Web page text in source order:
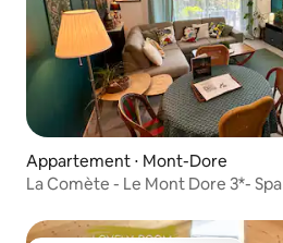
Appartement ⋅ Mont-Dore
La Comète - Le Mont Dore 3*- Spa